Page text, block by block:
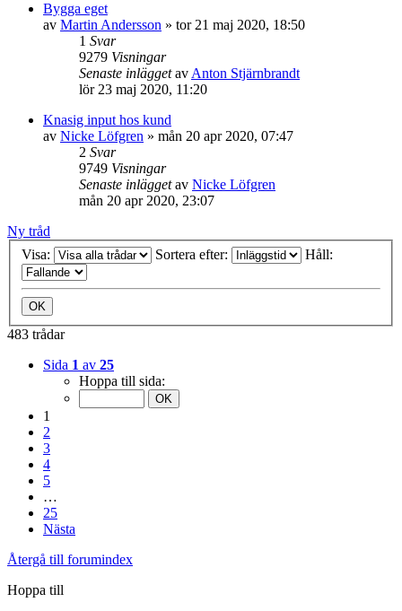
Bygga eget
av Martin Andersson » tor 21 maj 2020, 18:50
1 Svar
9279 Visningar
Senaste inläggetav Anton Stjärnbrandt
lör 23 maj 2020, 11:20
Knasig input hos kund
av Nicke Löfgren » mån 20 apr 2020, 07:47
2 Svar
9749 Visningar
Senaste inläggetav Nicke Löfgren
mån 20 apr 2020, 23:07
Ny tråd
Visa:
Sortera efter: Håll:
483 trådar
Sida 1 av 25
Hoppa till sida:
1
2
3
4
5
…
25
Nästa
Återgå till forumindex
Hoppa till